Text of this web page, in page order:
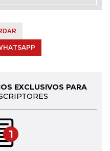
EXCLUSIVOS PARA
1